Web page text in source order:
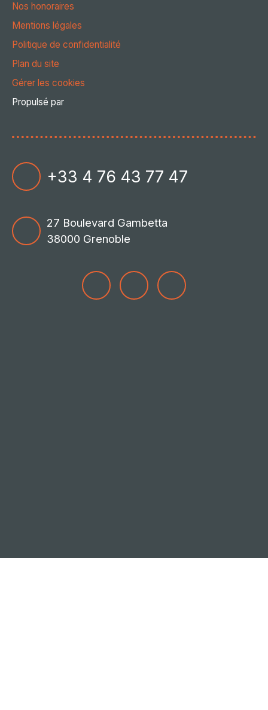
Nos honoraires
Mentions légales
Politique de confidentialité
Plan du site
Gérer les cookies
Propulsé par
+33 4 76 43 77 47
27 Boulevard Gambetta
38000 Grenoble